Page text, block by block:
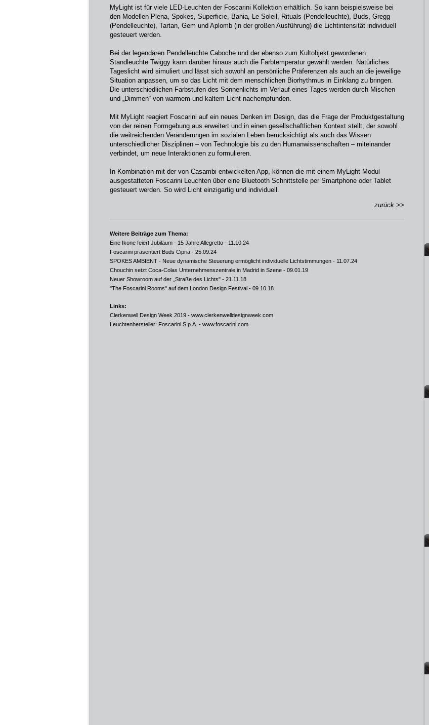
MyLight ist für viele LED-Leuchten der Foscarini Kollektion erhältlich. So kann beispielsweise bei
den Modellen Plena, Spokes, Superficie, Bahia, Le Soleil, Rituals (Pendelleuchte), Buds, Gregg
(Pendelleuchte), Tartan, Gem und Aplomb (in der großen Ausführung) die Lichtintensität individuell
gesteuert werden.
Bei der legendären Pendelleuchte Caboche und der ebenso zum Kultobjekt gewordenen
Standleuchte Twiggy kann darüber hinaus auch die Farbtemperatur gewählt werden: Natürliches
Tageslicht wird simuliert und lässt sich sowohl an persönliche Präferenzen als auch an die jeweilige
Situation anpassen, um so das Licht mit dem menschlichen Biorhythmus in Einklang zu bringen.
Die unterschiedlichen Farbstufen des Sonnenlichts im Verlauf eines Tages werden durch Mischen
und „Dimmen“ von warmem und kaltem Licht nachempfunden.
Mit MyLight reagiert Foscarini auf ein neues Denken im Design, das die Frage der Produktgestaltung
von der reinen Formgebung aus erweitert und in einen gesellschaftlichen Kontext stellt, der sowohl
die weitreichenden Veränderungen im sozialen Leben berücksichtigt als auch das Wissen
unterschiedlicher Disziplinen – von Technologie bis zu den Humanwissenschaften – miteinander
verbindet, um neue Interaktionen zu formulieren.
In Kombination mit der von Casambi entwickelten App, können die mit einem MyLight Modul
ausgestatteten Foscarini Leuchten über eine Bluetooth Schnittstelle per Smartphone oder Tablet
gesteuert werden. So wird Licht einzigartig und individuell.
zurück >>
Weitere Beiträge zum Thema:
Eine Ikone feiert Jubiläum - 15 Jahre Allegretto - 11.10.24
Foscarini präsentiert Buds Cipria - 25.09.24
SPOKES AMBIENT - Neue dynamische Steuerung ermöglicht individuelle Lichtstimmungen - 11.07.24
Chouchin setzt Coca-Colas Unternehmenszentrale in Madrid in Szene - 09.01.19
Neuer Showroom auf der „Straße des Lichts" - 21.11.18
"The Foscarini Rooms" auf dem London Design Festival - 09.10.18
Links:
Clerkenwell Design Week 2019 - www.clerkenwelldesignweek.com
Leuchtenhersteller: Foscarini S.p.A. - www.foscarini.com